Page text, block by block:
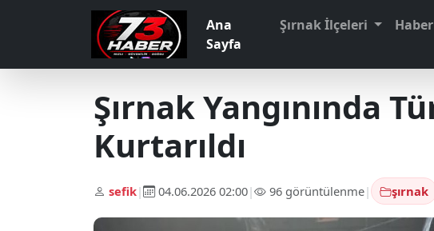
Ana
Sayfa
Şırnak İlçeleri
Şırnak Yangınında
Kurtarıldı
sefik| 04.06.2026 02:00| 96 görüntülenme| şırnak